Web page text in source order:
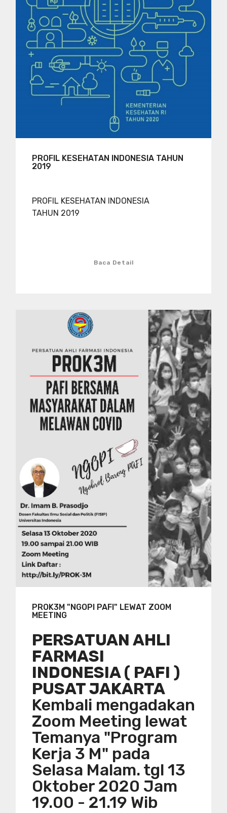
PROFIL KESEHATAN INDONESIA TAHUN
2019
PROFIL KESEHATAN INDONESIA
TAHUN 2019
Baca Detail
PROK3M "NGOPI PAFI" LEWAT ZOOM
MEETING
PERSATUAN AHLI
FARMASI
INDONESIA ( PAFI )
PUSAT JAKARTA
Kembali mengadakan
Zoom Meeting lewat
Temanya "Program
Kerja 3 M" pada
Selasa Malam. tgl 13
Oktober 2020 Jam
19.00 - 21.19 Wib